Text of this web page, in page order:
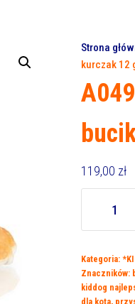
Strona
kurczak 12
119,00 zł
A04917
KIDDOG
MOKASYNY,
buciki
kaczka
Kategoria:
Znaczników:
kiddog
dla kota,